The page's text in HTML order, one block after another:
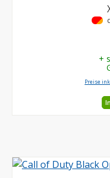
•
+
Preise